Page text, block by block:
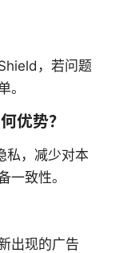
，若问题
。
优势？
私，减少对本
一致性。
出现的广告